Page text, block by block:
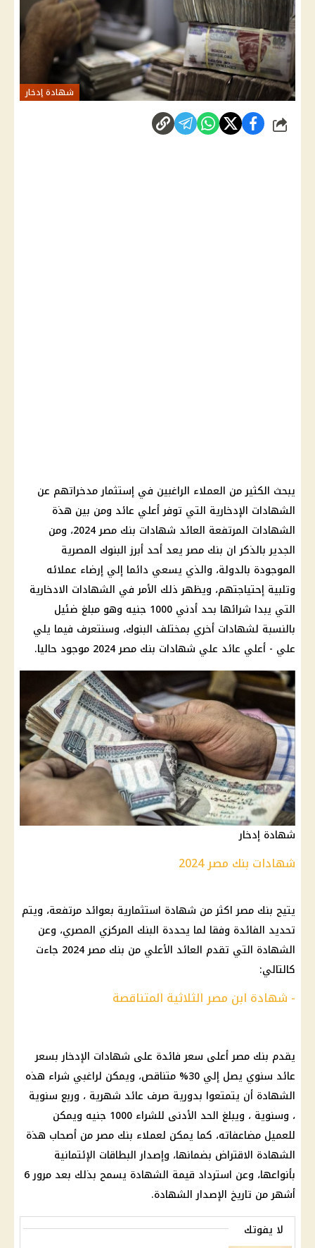
شهادة إدخار
شارك
يبحث الكثير من العملاء الراغبين في إستثمارمدخراتهم عن
الشهادات الإدخارية التي توفرأعلي عائد ومن بين هذة
الشهادات المرتفعة العائد شهادات بنك مصر
2024، ومن
الجدير بالذكر ان بنك مصريعد أحد أبرزالبنوك المصرية
الموجودة بالدولة، والذي يسعي دائما إلي إرضاء عملائه
وتلبية إحتياجتهم، ويظهر ذلك الأمر في الشهادات الادخارية
التي يبدا شرائها بحد أدني 1000 جنيه وهو مبلغ ضئيل
بالنسبة لشهادات أخري بمختلف البنوك، وسنتعرف فيما يلي
علي - أعلي عائد علي شهادات بنك مصر2024 موجود حاليا.
شهادة إدخار
شهادات بنك مصر 2024
يتيح بنك مصراكثر من شهادة استثمارية بعوائد مرتفعة، ويتم
تحديد الفائدة وفقا لما يحددة البنك المركزي المصري، وعن
الشهادة التي تقدم العائد الأعلي من بنك مصر
2024 جاءت
كالتالي:
- شهادة ابن مصر الثلاثية المتناقصة
يقدم بنك مصرأعلى سعر فائدة على شهادات الإدخاربسعر
عائد سنوي يصل إلي 30% متناقص، ويمكن ل
راغبي شراء هذه
الشهادة أن يتمتعوا بدورية صرف عائد شهرية ، وربع سنوية
، وسنوية ، ويبلغ الحد الأدنى للشراء 1000 جنيه ويمكن
للعميل مضاعفاته، كما يمكن لعملاء بنك مصرمن أصحاب هذة
الشهادة الاقتراض بضمانها، وإصدار البطاقات الإئتمانية
بأنواعها، وعن استرداد قيمة الشهادة يسمح بذلك بعد مرور6
أشهر من تاريخ الإصدار الشهادة.
لا يفوتك